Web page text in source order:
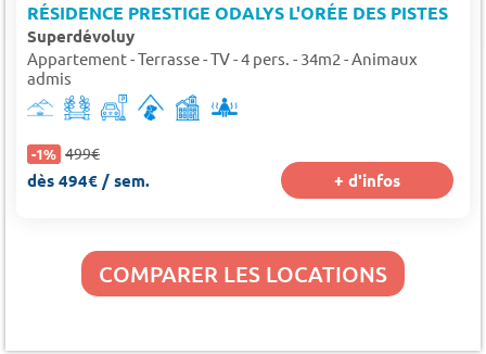
RÉSIDENCE PRESTIGE ODALYS L'ORÉE DES PISTES
Superdévoluy
Appartement - Terrasse - TV - 4 pers. - 34m2 - Animaux
admis
-1% 499€
dès 494€ / sem. + d'infos
COMPARER LES LOCATIONS